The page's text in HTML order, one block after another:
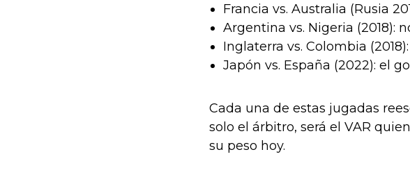
Francia vs. Australia (Rusia
Argentina vs. Nigeria (2018):
Inglaterra vs. Colombia
Japón vs. España (2022): el
Cada una de estas jugadas
solo el árbitro, será el VAR
su peso hoy.